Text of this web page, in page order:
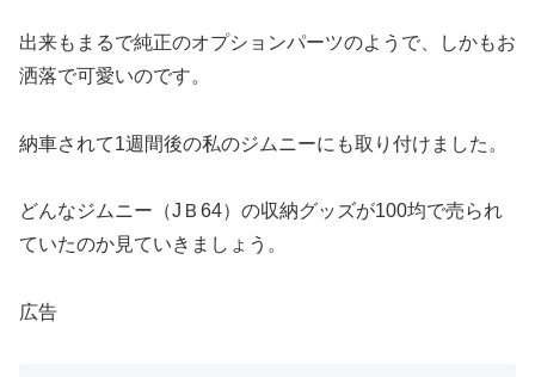
出来もまるで純正のオプションパーツのようで、しかもお
洒落で可愛いのです。
納車されて1週間後の私のジムニーにも取り付けました。
どんなジムニー（JＢ64）の収納グッズが100均で売られ
ていたのか見ていきましょう。
広告